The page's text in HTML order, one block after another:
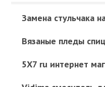
Замена стульчака
Вязаные пледы
5Х7 ru интернет